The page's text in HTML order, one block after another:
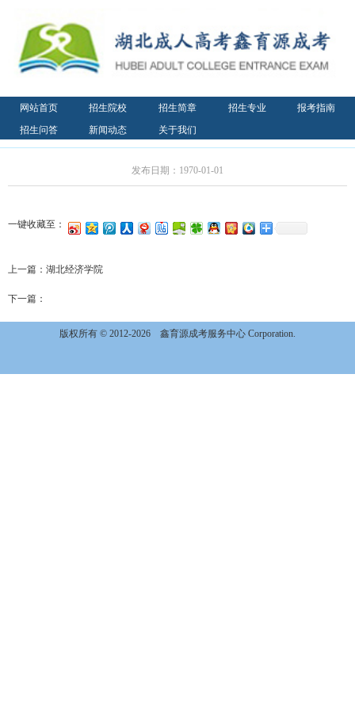
网站首页 招生院校 招生简章 招生专业
报考指南
招生问答
新闻动态 关于我们
发布日期：1970-01-01
一键收藏至：
上一篇： 湖北经济学院
下一篇：
版权所有 © 2012-2026 鑫育源成考服务中心 Corporation.